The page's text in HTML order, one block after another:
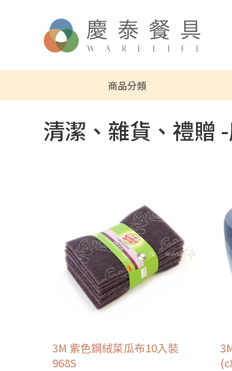
商品分類
清潔、雜貨、禮贈
3M 紫色鋼絨菜瓜布10入裝
968S